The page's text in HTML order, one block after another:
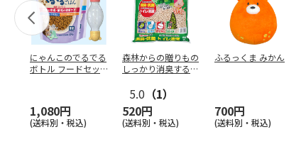
にゃんこのでるでる
ボトル フードセッ
1,080円
(送料別・税込)
森林からの贈りもの
しっかり消臭するひ
5.0 （1）
520円
(送料別・税込)
ふるっくま みかん
700円
(送料別・税込)